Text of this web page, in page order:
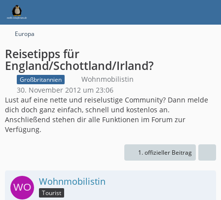
Europa
Reisetipps für
England/Schottland/Irland?
Großbritannien
Wohnmobilistin
30. November 2012 um 23:06
Lust auf eine nette und reiselustige Community? Dann melde
dich doch ganz einfach, schnell und kostenlos an.
Anschließend stehen dir alle Funktionen im Forum zur
Verfügung.
1. offizieller Beitrag
Wohnmobilistin
Tourist